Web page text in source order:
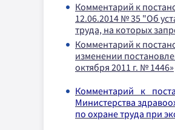
Комментарий к
12.06.2014 № 35 "Об
труда, на которых
Комментарий к
изменении
октября 2011 г. № 1446»
Комментарий к
Министерства
по охране труда при